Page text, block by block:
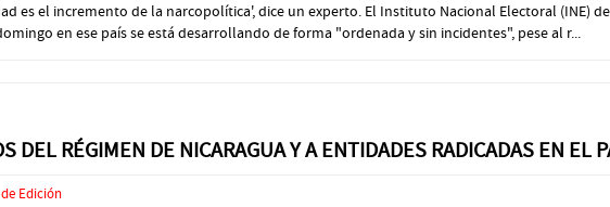
es el incremento de la narcopolítica', dice un experto. El Instituto Nacional Electoral (INE)
en ese país se está desarrollando de forma "ordenada y sin incidentes", pese al r...
DEL RÉGIMEN DE NICARAGUA Y A ENTIDADES RADICADAS EN EL
Edición